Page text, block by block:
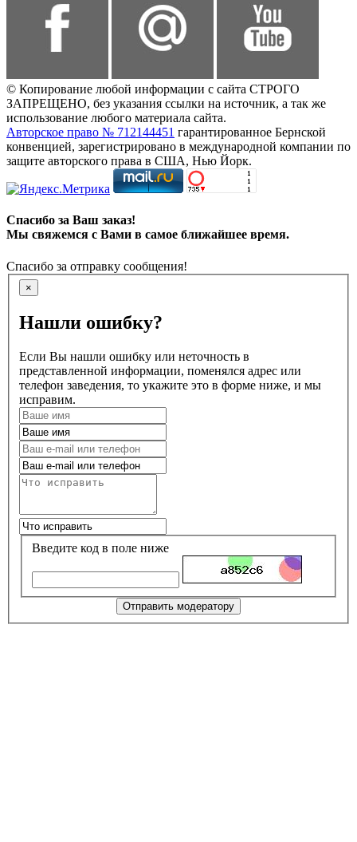
© Копирование любой информации с сайта СТРОГО
ЗАПРЕЩЕНО, без указания ссылки на источник, а так же
использование любого материала сайта.
Авторское право № 712144451 гарантированное Бернской
конвенцией, зарегистрировано в международной компании по
защите авторского права в США, Нью Йорк.
Спасибо за Ваш заказ!
Мы свяжемся с Вами в самое ближайшее время.
Спасибо за отправку сообщения!
×
Нашли ошибку?
Если Вы нашли ошибку или неточность в
представленной информации, поменялся адрес или
телефон заведения, то укажите это в форме ниже, и мы
исправим.
Введите код в поле ниже
Отправить модератору